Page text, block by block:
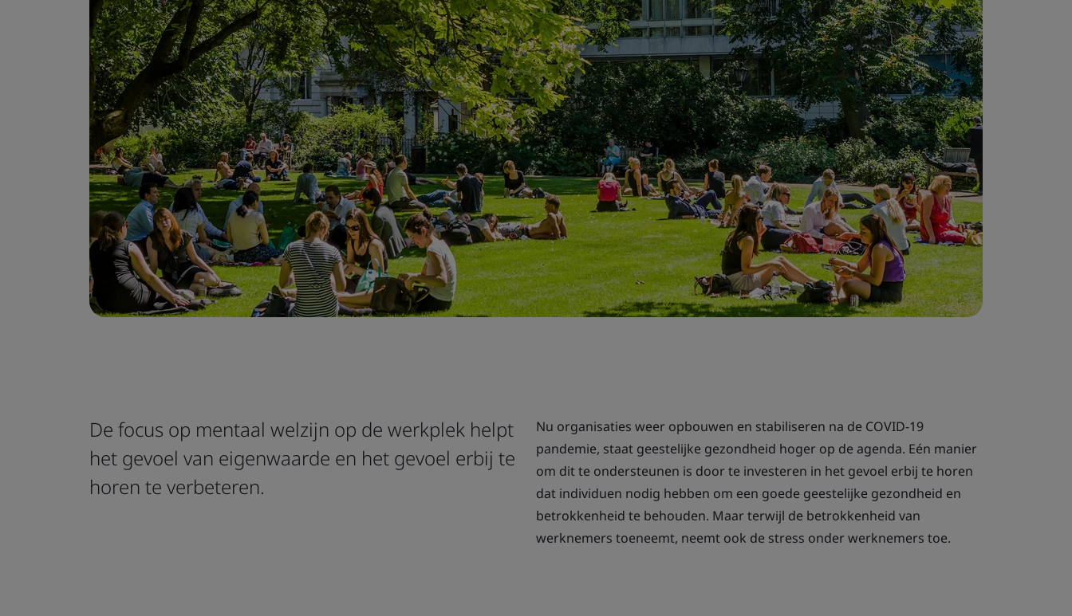
De focus op mentaal welzijn op de werkplek helpt
het gevoel van eigenwaarde en het gevoel erbij te
horen te verbeteren.
Nu organisaties weer opbouwen en stabiliseren na de COVID-19
pandemie, staat geestelijke gezondheid hoger op de agenda. Eén manier
om dit te ondersteunen is door te investeren in het gevoel erbij te horen
dat individuen nodig hebben om een goede geestelijke gezondheid en
betrokkenheid te behouden. Maar terwijl de betrokkenheid van
werknemers toeneemt, neemt ook de stress onder werknemers toe.